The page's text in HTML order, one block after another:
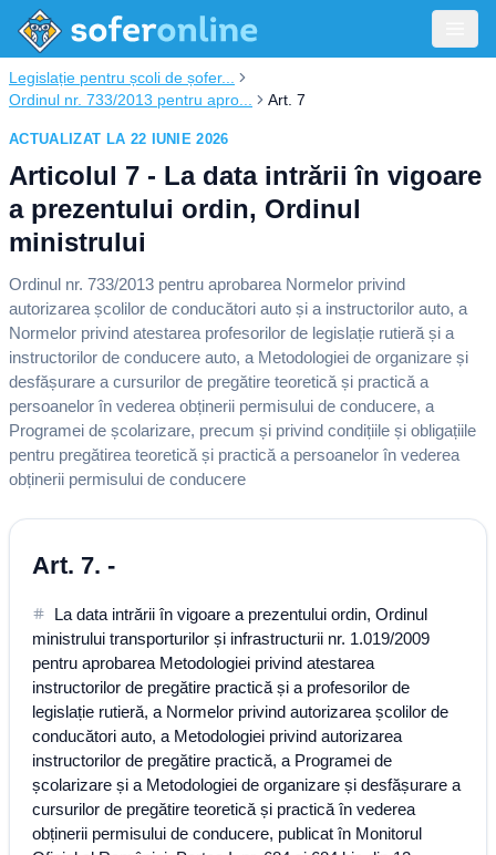
Legislație pentru școli de șofer...
Ordinul nr. 733/2013 pentru apro...
Art. 7
ACTUALIZAT LA 22 IUNIE 2026
Articolul 7 - La data intrării în vigoare
a prezentului ordin, Ordinul
ministrului
Ordinul nr. 733/2013 pentru aprobarea Normelor privind
autorizarea școlilor de conducători auto și a instructorilor auto, a
Normelor privind atestarea profesorilor de legislație rutieră și a
instructorilor de conducere auto, a Metodologiei de organizare și
desfășurare a cursurilor de pregătire teoretică și practică a
persoanelor în vederea obținerii permisului de conducere, a
Programei de școlarizare, precum și privind condițiile și obligațiile
pentru pregătirea teoretică și practică a persoanelor în vederea
obținerii permisului de conducere
Art. 7. -
La data intrării în vigoare a prezentului ordin, Ordinul
ministrului transporturilor și infrastructurii nr. 1.019/2009
pentru aprobarea Metodologiei privind atestarea
instructorilor de pregătire practică și a profesorilor de
legislație rutieră, a Normelor privind autorizarea școlilor de
conducători auto, a Metodologiei privind autorizarea
instructorilor de pregătire practică, a Programei de
școlarizare și a Metodologiei de organizare și desfășurare a
cursurilor de pregătire teoretică și practică în vederea
obținerii permisului de conducere, publicat în Monitorul